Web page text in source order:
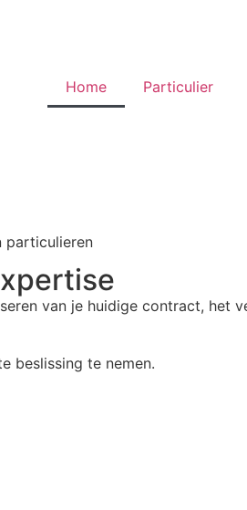
Home Particulier
particulieren
van je huidige contract, het
beslissing te nemen.